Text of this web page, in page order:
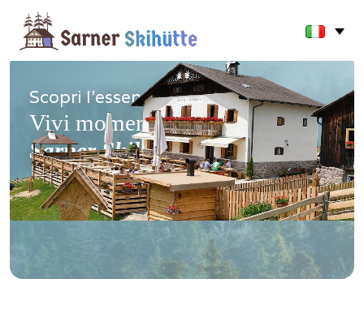
Scopri l'essenza delle Alpi.
Vivi momenti autentici alla
Sarner Skihütte